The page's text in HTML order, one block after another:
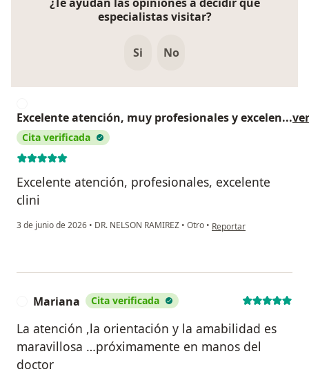
especialistas visitar?
Si No
Excelente atención, muy profesionales y excelen...
Cita verificada
Excelente atención, profesionales, excelente
clini
3 de junio de 2026 • DR. NELSON RAMIREZ • Otro • en opinión del usuario
Reportar
Mariana Cita verificada
La atención ,la orientación y la amabilidad es
maravillosa …próximamente en manos del
doctor